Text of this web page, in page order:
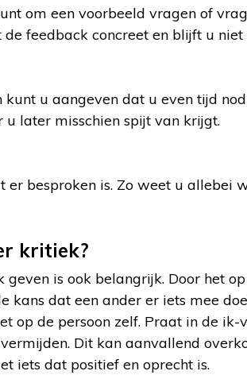
om een voorbeeld vragen of
feedback concreet en blijft u
u aangeven dat u even tijd
later misschien spijt van krijgt.
besproken is. Zo weet u allebei
kritiek?
is ook belangrijk. Door het
kans dat een ander er iets mee
op de persoon zelf. Praat in de
Dit kan aanvallend
iets dat positief en oprecht is.